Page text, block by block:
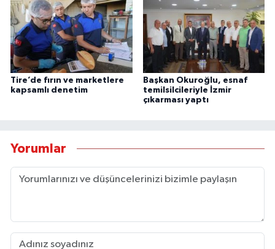
Tire’de fırın ve marketlere
kapsamlı denetim
Başkan Okuroğlu, esnaf
temilsilcileriyle İzmir
çıkarması yaptı
Yorumlar